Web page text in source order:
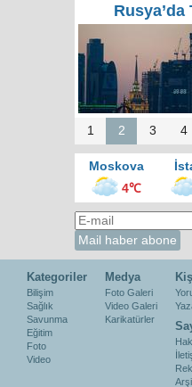
Rusya’da
Moskova’nın en
büyük kültür
merkezinde
Kahvesi Gecesi”
düzenlendi
1 2 3 4
Moskova
4℃
Kategoriler
Bilişim
Sağlık
Savunma
Eğitim
Foto
Video
Medya
Foto Galeri
Video Galeri
Karikatürler